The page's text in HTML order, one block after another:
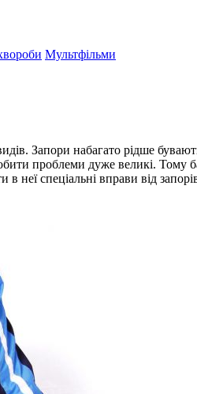
Мультфільми
Запори набагато рідше
проблеми дуже великі. Тому
неї спеціальні вправи від